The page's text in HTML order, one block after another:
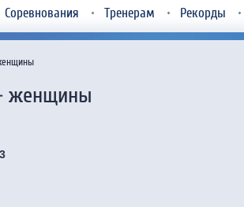
Соревнования Тренерам Рекорды
женщины